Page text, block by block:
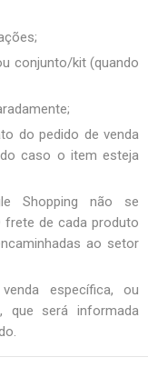
conjunto/kit (quando
do pedido de venda
caso o item esteja
Shopping não se
frete de cada produto
ao setor
específica, ou
que será informada